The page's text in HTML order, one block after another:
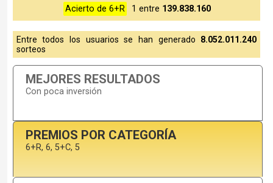
Acierto de 6+R
1 entre 139.838.160
Entre todos los usuarios se han generado 8.052.011.240
sorteos
MEJORES RESULTADOS
Con poca inversión
PREMIOS POR CATEGORÍA
6+R, 6, 5+C, 5